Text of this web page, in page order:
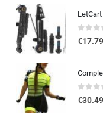
0out of
€17.79
0out of
€30.49